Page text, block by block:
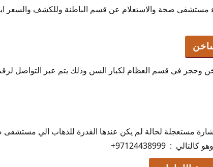
مستشفى صحة والاستعلام عن قسم الباطنة وللكشف والسعر
وحجز في قسم العظام لكبار السن وذلك يتم عبر التواصل
مستعجلة لحالة لم يكن عندها القدرة للذهاب الي
: 97124438999+